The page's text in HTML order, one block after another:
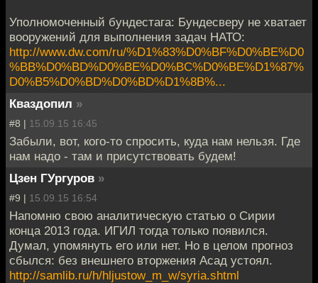
Уполномоченный бундестага: Бундесверу не хватает
вооружений для выполнения задач НАТО:
http://www.dw.com/ru/%D1%83%D0%BF%D0%BE%D0
%BB%D0%BD%D0%BE%D0%BC%D0%BE%D1%87%
D0%B5%D0%BD%D0%BD%D1%8B%...
Кваздопил »
#8 | 15.09.15 16:45
Забыли, вот, кого-то спросить, куда нам нельзя. Где
нам надо - там и присутствовать будем!
Цзен ГУргуров »
#9 | 15.09.15 16:54
Напомню свою аналитическую статью о Сирии
конца 2013 года. ИГИЛ тогда только появился.
Думал, упомянуть его или нет. Но в целом прогноз
сбылся: без внешнего вторжения Асад устоял.
http://samlib.ru/h/hljustow_m_w/syria.shtml